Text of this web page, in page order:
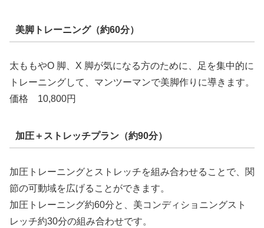
美脚トレーニング（約60分）
太ももやO 脚、X 脚が気になる方のために、足を集中的に
トレーニングして、マンツーマンで美脚作りに導きます。
価格 10,800円
加圧＋ストレッチプラン（約90分）
加圧トレーニングとストレッチを組み合わせることで、関
節の可動域を広げることができます。
加圧トレーニング約60分と、美コンディショニングスト
レッチ約30分の組み合わせです。